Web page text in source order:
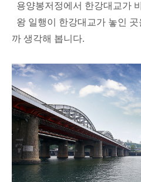
용양봉저정에서 한강대교가
왕 일행이 한강대교가 놓인
까 생각해 봅니다.